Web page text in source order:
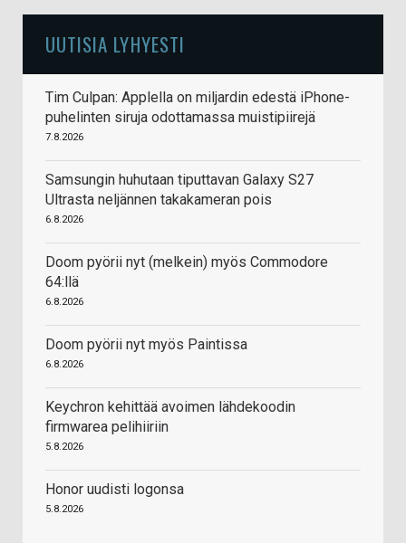
UUTISIA LYHYESTI
Tim Culpan: Applella on miljardin edestä iPhone-
puhelinten siruja odottamassa muistipiirejä
7.8.2026
Samsungin huhutaan tiputtavan Galaxy S27
Ultrasta neljännen takakameran pois
6.8.2026
Doom pyörii nyt (melkein) myös Commodore
64:llä
6.8.2026
Doom pyörii nyt myös Paintissa
6.8.2026
Keychron kehittää avoimen lähdekoodin
firmwarea pelihiiriin
5.8.2026
Honor uudisti logonsa
5.8.2026